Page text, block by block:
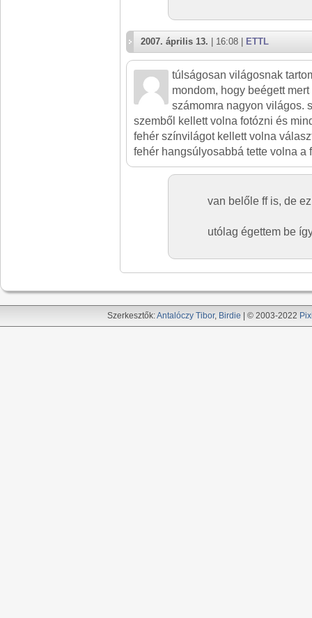
2007. április 13. | 16:08 | ETTL
túlságosan világosnak
mondom, hogy beégett
számomra nagyon világos.
szemből kellett volna fotózni és
fehér színvilágot kellett volna
fehér hangsúlyosabbá tette volna a
van belőle ff is, de
utólag égettem be
Szerkesztők:Antalóczy Tibor, Birdie | © 2003-2022